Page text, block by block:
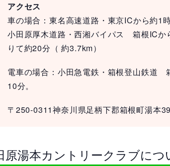
アクセス
車の場合：東名高速道路・東京ICから約1
小田原厚木道路・西湘バイパス 箱根ICか
りて約20分（ 約3.7km）
電車の場合：小田急電鉄・箱根登山鉄道
10分。
〒250-0311神奈川県足柄下郡箱根町湯本
原湯本カントリークラブにつ